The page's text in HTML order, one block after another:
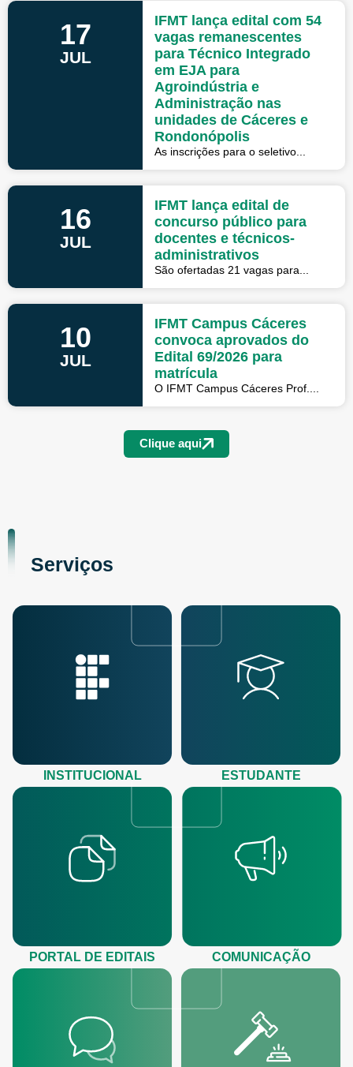
17
JUL
IFMT lança edital com 54
vagas remanescentes
para Técnico Integrado
em EJA para
Agroindústria e
Administração nas
unidades de Cáceres e
Rondonópolis
As inscrições para o seletivo...
16
JUL
IFMT lança edital de
concurso público para
docentes e técnicos-
administrativos
São ofertadas 21 vagas para...
10
JUL
IFMT Campus Cáceres
convoca aprovados do
Edital 69/2026 para
matrícula
O IFMT Campus Cáceres Prof....
Clique aqui
Serviços
INSTITUCIONAL ESTUDANTE
PORTAL DE EDITAIS COMUNICAÇÃO